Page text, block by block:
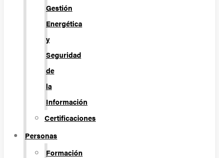
Gestión
Energética
y
Seguridad
de
la
Información
Certificaciones
Personas
Formación